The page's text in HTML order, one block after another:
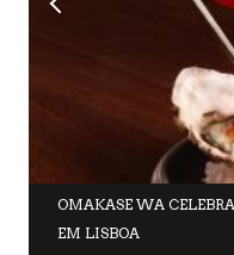
OMAKASE WA
EM LISBOA